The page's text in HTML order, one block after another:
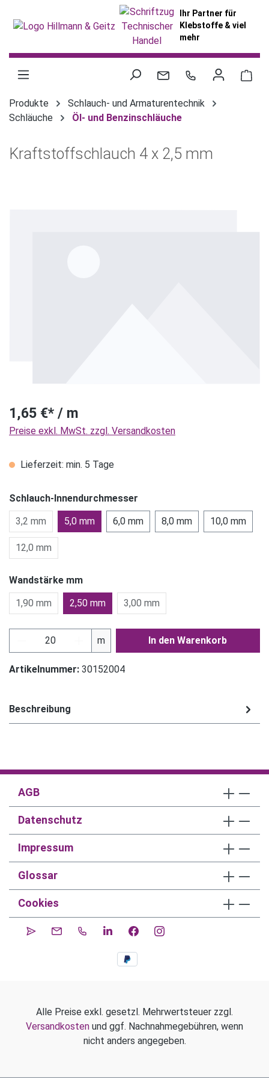
Ihr Partner für
Klebstoffe & viel
mehr
Produkte
Schlauch- und Armaturentechnik
Schläuche
Öl- und Benzinschläuche
Kraftstoffschlauch 4 x 2,5 mm
1,65 €* / m
Preise exkl. MwSt. zzgl. Versandkosten
Lieferzeit: min. 5 Tage
Schlauch-Innendurchmesser
3,2 mm
5,0 mm 6,0 mm 8,0 mm 10,0 mm
12,0 mm
Wandstärke mm
1,90 mm
2,50 mm 3,00 mm
Produkt Anzahl: Gib den gewünschten Wert
m In den Warenkorb
Artikelnummer: 30152004
Beschreibung
AGB
Datenschutz
Impressum
Glossar
Cookies
Alle Preise exkl. gesetzl. Mehrwertsteuer zzgl.
Versandkosten und ggf. Nachnahmegebühren, wenn
nicht anders angegeben.